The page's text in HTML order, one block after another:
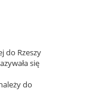
do Rzeszy
się
do